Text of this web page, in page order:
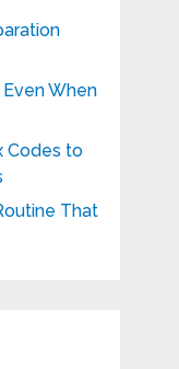
When
Codes to
That